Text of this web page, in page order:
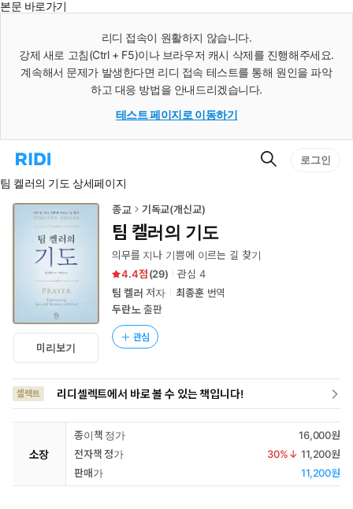
본문 바로가기
리디 접속이 원활하지 않습니다.
강제 새로 고침(Ctrl + F5)이나 브라우저 캐시 삭제를 진행해주세요.
계속해서 문제가 발생한다면 리디 접속 테스트를 통해 원인을 파악
하고 대응 방법을 안내드리겠습니다.
테스트 페이지로 이동하기
리
홈
로
검
로그인
팀 켈러의 기도 상세페이지
미리보기
종교 기독교(개신교)
팀 켈러의 기도
의무를 지나 기쁨에 이르는 길 찾기
4.4
(29) 관심 4
팀 켈러 저자 최종훈번역
두란노 출판
관심
셀렉트 리디셀렉트에서 바로 볼 수 있는 책입니다!
소장
종이책 정가
16,000원
전자책 정가
30%↓ 11,200원
판매가
11,200원